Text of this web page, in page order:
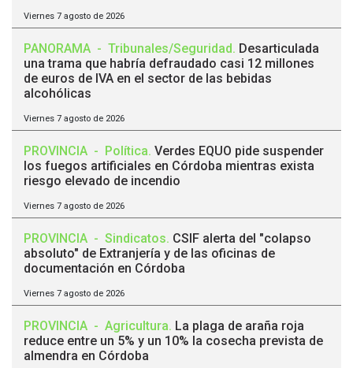
Viernes 7 agosto de 2026
PANORAMA - Tribunales/Seguridad. Desarticulada
una trama que habría defraudado casi 12 millones
de euros de IVA en el sector de las bebidas
alcohólicas
Viernes 7 agosto de 2026
PROVINCIA - Política. Verdes EQUO pide suspender
los fuegos artificiales en Córdoba mientras exista
riesgo elevado de incendio
Viernes 7 agosto de 2026
PROVINCIA - Sindicatos. CSIF alerta del "colapso
absoluto" de Extranjería y de las oficinas de
documentación en Córdoba
Viernes 7 agosto de 2026
PROVINCIA - Agricultura. La plaga de araña roja
reduce entre un 5% y un 10% la cosecha prevista de
almendra en Córdoba